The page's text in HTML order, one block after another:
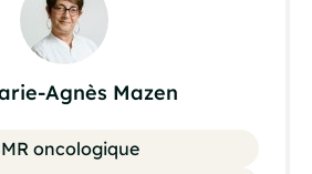
Agnès Mazen
oncologique